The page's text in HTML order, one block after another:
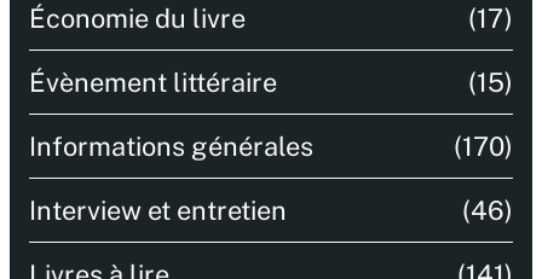
Économie du livre (17)
Évènement littéraire (15)
Informations générales (170)
Interview et entretien (46)